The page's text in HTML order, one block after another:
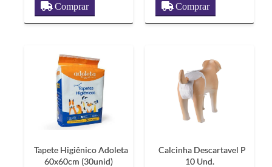
Comprar
Comprar
Tapete Higiênico Adoleta
60x60cm (30unid)
Calcinha Descartavel P
10 Und.